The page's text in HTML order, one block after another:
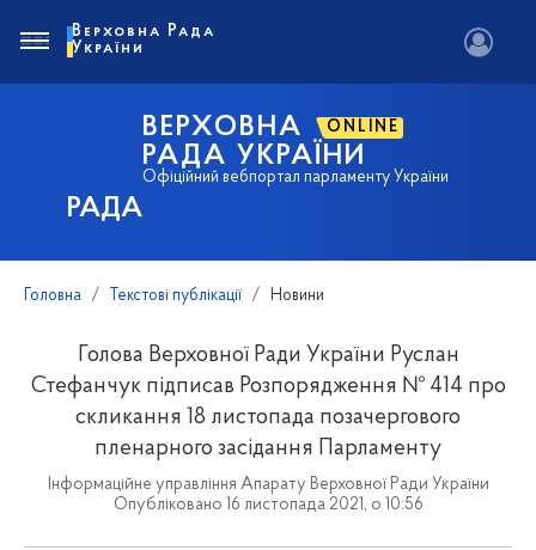
РАДА
ВЕРХОВНА ONLINE
РАДА УКРАЇНИ
Офіційний вебпортал парламенту України
Верховна Рада
України
Головна Текстові публікації Новини
Голова Верховної Ради України Руслан
Стефанчук підписав Розпорядження № 414 про
скликання 18 листопада позачергового
пленарного засідання Парламенту
Інформаційне управління Апарату Верховної Ради України
Опубліковано 16 листопада 2021, о 10:56